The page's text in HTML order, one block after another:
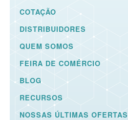
COTAÇÃO
DISTRIBUIDORES
QUEM SOMOS
FEIRA DE COMÉRCIO
BLOG
RECURSOS
NOSSAS ÚLTIMAS OFERTAS